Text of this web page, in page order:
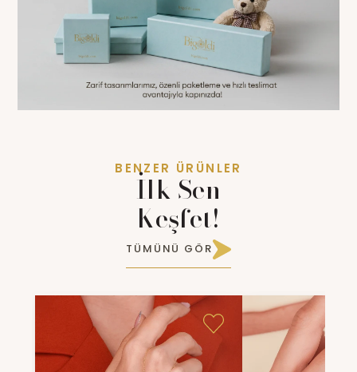
BENZER ÜRÜNLER
İlk Sen
Keşfet!
TÜMÜNÜ GÖR